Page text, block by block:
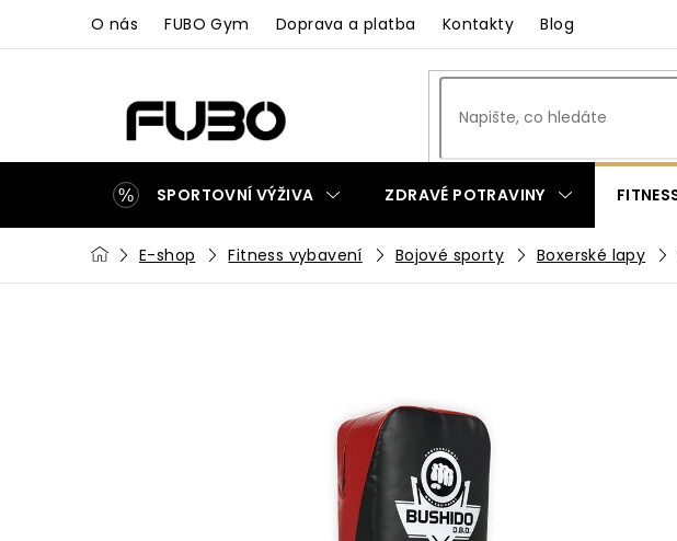
obsah
O nás FUBO Gym Doprava a platba Kontakty Blog
SPORTOVNÍ VÝŽIVA ZDRAVÉ POTRAVINY
ZAKÁZKOVÁ VÝROBA
DomůE-shop Fitness vybavení Bojové sporty Boxerské lapy